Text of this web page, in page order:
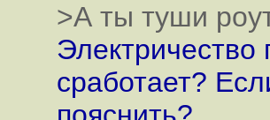
>А ты туши
Электричество
сработает?